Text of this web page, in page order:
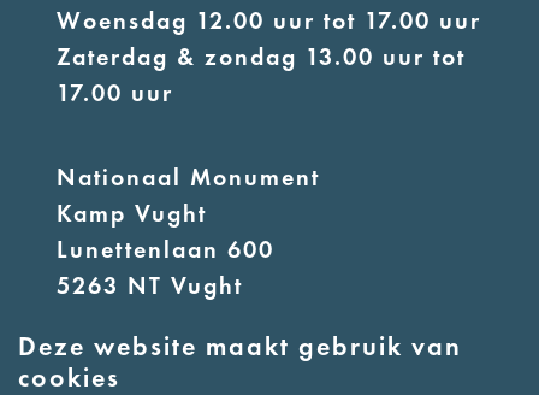
Deze website maakt gebruik van
cookies
Woensdag 12.00 uur tot 17.00 uur
Zaterdag & zondag 13.00 uur tot
17.00 uur
Nationaal Monument
Kamp Vught
Lunettenlaan 600
5263 NT Vught
E:info@nmkampvught.nl